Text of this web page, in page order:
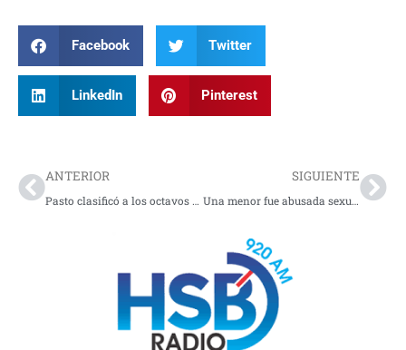
Facebook Twitter
LinkedIn Pinterest
ANTERIOR
Pasto clasificó a los octavos de final de la Copa Colombia
SIGUIENTE
Una menor fue abusada sexualmente en Medellín, la víctima tiene solo 17 meses